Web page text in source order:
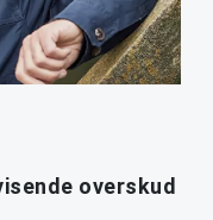
overskud